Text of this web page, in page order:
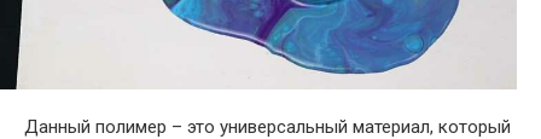
Данный полимер – это универсальный материал, который